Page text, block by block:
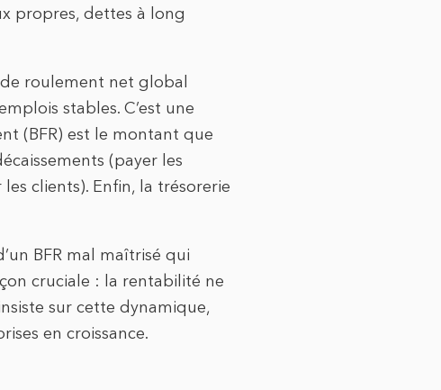
propres, dettes à long
roulement net global
stables. C’est une
(BFR) est le montant que
(payer les
clients). Enfin, la trésorerie
BFR mal maîtrisé qui
cruciale : la rentabilité ne
sur cette dynamique,
en croissance.